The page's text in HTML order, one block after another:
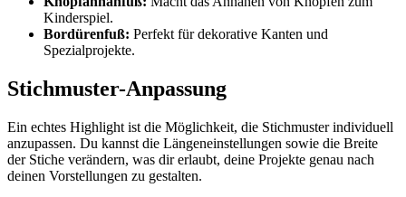
Kinderspiel.
Bordürenfuß: Perfekt für dekorative Kanten und
Spezialprojekte.
Stichmuster-Anpassung
Ein echtes Highlight ist ​die Möglichkeit, die Stichmuster individuell
anzupassen. Du kannst die Längeneinstellungen sowie die Breite
der Stiche verändern,​ was dir erlaubt, deine Projekte ‌genau nach
deinen Vorstellungen zu​ gestalten.